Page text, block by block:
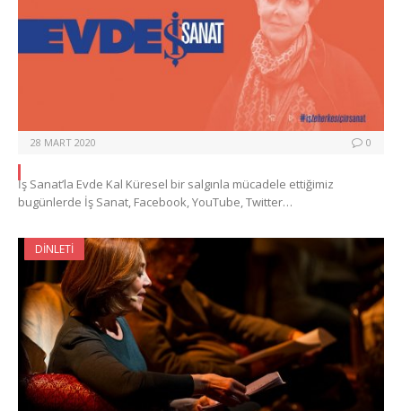
28 MART 2020 0
İş Sanat’la Evde Kal Küresel bir salgınla mücadele ettiğimiz
bugünlerde İş Sanat, Facebook, YouTube, Twitter…
DINLETI